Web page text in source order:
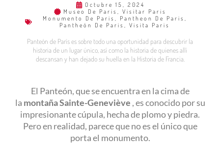
Octubre 15, 2024
Museo De Paris
Visitar Paris
Monumento De Paris
Pantheon De Paris
Pantheón De Paris
Visita Paris
Panteón de París es sobre todo una oportunidad para descubrir la
historia de un lugar único, así como la historia de quienes allí
descansan y han dejado su huella en la Historia de Francia.
El Panteón, que se encuentra en la cima de
la montaña Sainte-Geneviève , es conocido por su
impresionante cúpula, hecha de plomo y piedra.
Pero en realidad, parece que no es el único que
porta el monumento.